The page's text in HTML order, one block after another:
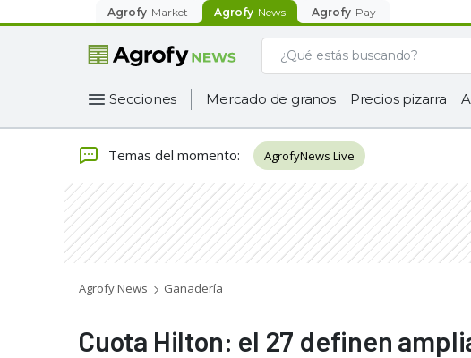
Agrofy Market Agrofy News Agrofy Pay
Secciones Mercado de granos Precios pizarra
Temas del momento: AgrofyNews Live
Agrofy News Ganadería
Cuota Hilton: el 27 definen